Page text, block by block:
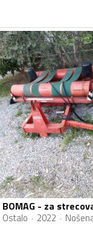
Ostalo 2022